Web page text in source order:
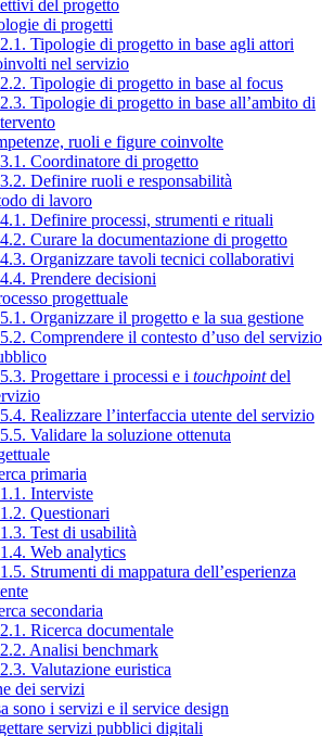
del progetto
di progetti
Tipologie di progetto in base agli attori
nel servizio
Tipologie di progetto in base al focus
Tipologie di progetto in base all’ambito di
ruoli e figure coinvolte
Coordinatore di progetto
Definire ruoli e responsabilità
di lavoro
Definire processi, strumenti e rituali
Curare la documentazione di progetto
Organizzare tavoli tecnici collaborativi
Prendere decisioni
progettuale
Organizzare il progetto e la sua gestione
Comprendere il contesto d’uso del servizio
Progettare i processi e i touchpointdel
Realizzare l’interfaccia utente del servizio
Validare la soluzione ottenuta
primaria
Interviste
Questionari
Test di usabilità
Web analytics
Strumenti di mappatura dell’esperienza
secondaria
Ricerca documentale
Analisi benchmark
Valutazione euristica
dei servizi
sono i servizi e il service design
servizi pubblici digitali